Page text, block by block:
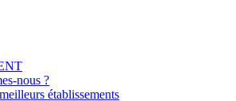
nous ?
établissements